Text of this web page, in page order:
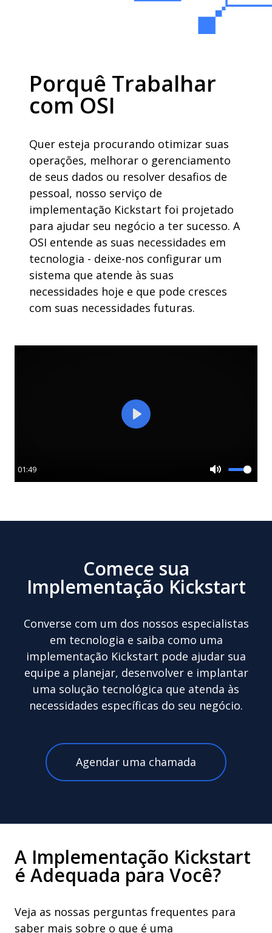
Porquê Trabalhar
com OSI
Quer esteja procurando otimizar suas
operações, melhorar o gerenciamento
de seus dados ou resolver desafios de
pessoal, nosso serviço de
implementação Kickstart foi projetado
para ajudar seu negócio a ter sucesso. A
OSI entende as suas necessidades em
tecnologia - deixe-nos configurar um
sistema que atende às suas
necessidades hoje e que pode cresces
com suas necessidades futuras.
01:49
Mute
Play
Comece sua
Implementação Kickstart
Converse com um dos nossos especialistas
em tecnologia e saiba como uma
implementação Kickstart pode ajudar sua
equipe a planejar, desenvolver e implantar
uma solução tecnológica que atenda às
necessidades específicas do seu negócio.
Agendar uma chamada
A Implementação Kickstart
é Adequada para Você?
Veja as nossas perguntas frequentes para
saber mais sobre o que é uma